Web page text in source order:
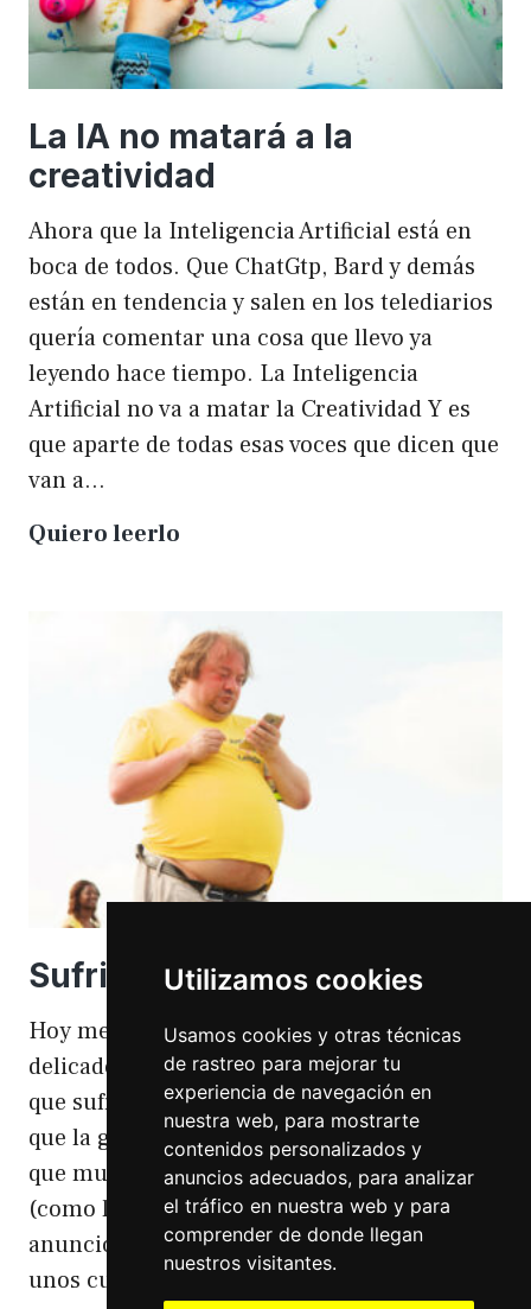
Utilizamos cookies
Usamos cookies y otras técnicas
de rastreo para mejorar tu
experiencia de navegación en
nuestra web, para mostrarte
contenidos personalizados y
anuncios adecuados, para analizar
el tráfico en nuestra web y para
comprender de donde llegan
nuestros visitantes.
rendimiento
y
el
SEO
La IA no matará a la
creatividad
Ahora que la Inteligencia Artificial está en
boca de todos. Que ChatGtp, Bard y demás
están en tendencia y salen en los telediarios
quería comentar una cosa que llevo ya
leyendo hace tiempo. La Inteligencia
Artificial no va a matar la Creatividad Y es
que aparte de todas esas voces que dicen que
van a…
Quiero leerlo
matará
a
la
creatividad
Sufriendo la gordofobia
Hoy me apetece hablar de un temita
delicado. Hoy hablo de gordofobia. Una cosa
que sufro día si día también. Gordofobia Y es
que la gordofobia es algo que existe. Algo
que muchas personas sufrimos en silencio
(como las hemorroides, al igual que en el
anuncio). Nos están vendiendo siempre
unos cuerpos normativos y en…